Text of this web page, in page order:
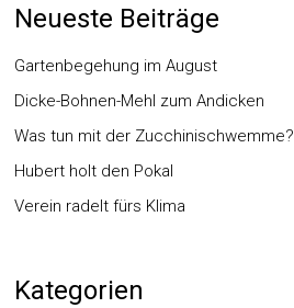
Neueste Beiträge
Gartenbegehung im August
Dicke-Bohnen-Mehl zum Andicken
Was tun mit der Zucchinischwemme?
Hubert holt den Pokal
Verein radelt fürs Klima
Kategorien